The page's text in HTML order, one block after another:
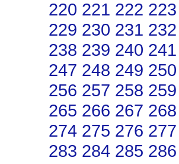
220 221 222 223
229 230 231 232
238 239 240 241
247 248 249 250
256 257 258 259
265 266 267 268
274 275 276 277
283 284 285 286